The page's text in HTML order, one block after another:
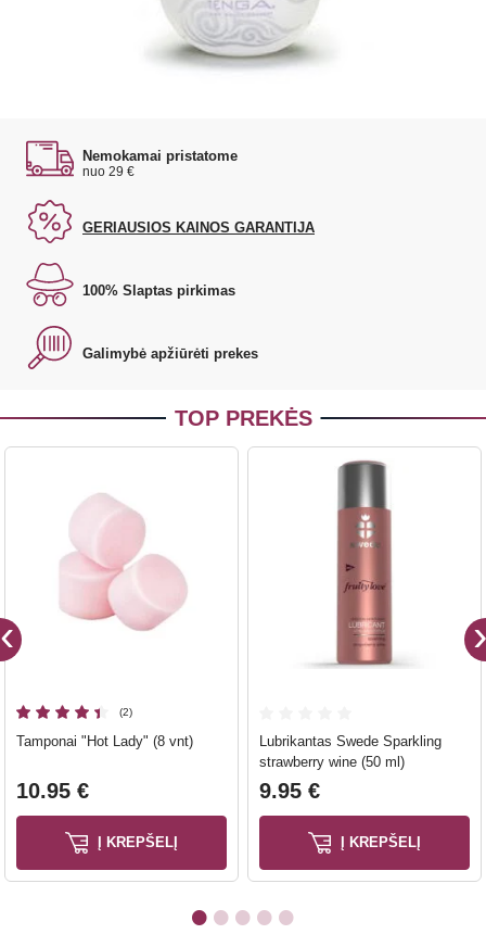
Video
Nemokamai pristatome
nuo 29 €
GERIAUSIOS KAINOS GARANTIJA
100% Slaptas pirkimas
Galimybė apžiūrėti prekes
TOP PREKĖS
(2)
Tamponai "Hot Lady" (8 vnt)
10.95 €
Į KREPŠELĮ
Lubrikantas Swede Sparkling
strawberry wine (50 ml)
9.95 €
Į KREPŠELĮ